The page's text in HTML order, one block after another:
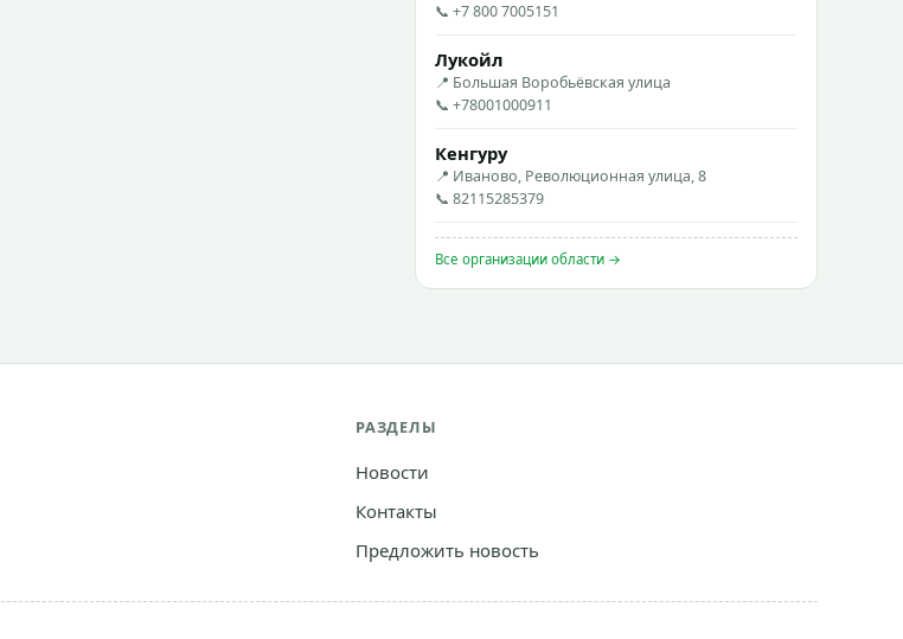
📞 +7 800 7005151
Лукойл
📍 Большая Воробьёвская улица
📞 +78001000911
Кенгуру
📍 Иваново, Революционная улица, 8
📞 82115285379
Все организации области →
РАЗДЕЛЫ
Новости
Контакты
Предложить новость